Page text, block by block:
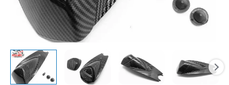
RS125